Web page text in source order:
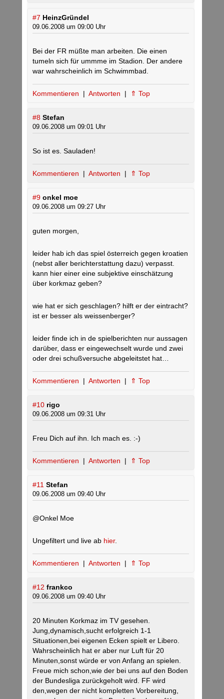
#7 HeinzGründel
09.06.2008 um 09:00 Uhr
Bei der FR müßte man arbeiten. Die einen
tumeln sich für ummme im Stadion. Der andere
war wahrscheinlich im Schwimmbad.
Kommentieren | Antworten | ⇑ Top
#8 Stefan
09.06.2008 um 09:01 Uhr
So ist es. Sauladen!
Kommentieren | Antworten | ⇑ Top
#9 onkel moe
09.06.2008 um 09:27 Uhr
guten morgen,
leider hab ich das spiel österreich gegen kroatien
(nebst aller berichterstattung dazu) verpasst.
kann hier einer eine subjektive einschätzung
über korkmaz geben?
wie hat er sich geschlagen? hilft er der eintracht?
ist er besser als weissenberger?
leider finde ich in de spielberichten nur aussagen
darüber, dass er eingewechselt wurde und zwei
oder drei schußversuche abgeleitstet hat…
Kommentieren | Antworten | ⇑ Top
#10 rigo
09.06.2008 um 09:31 Uhr
Freu Dich auf ihn. Ich mach es. :-)
Kommentieren | Antworten | ⇑ Top
#11 Stefan
09.06.2008 um 09:40 Uhr
@Onkel Moe
Ungefiltert und live ab hier.
Kommentieren | Antworten | ⇑ Top
#12 frankco
09.06.2008 um 09:40 Uhr
20 Minuten Korkmaz im TV gesehen.
Jung,dynamisch,sucht erfolgreich 1-1
Situationen,bei eigenen Ecken spielt er Libero.
Wahrscheinlich hat er aber nur Luft für 20
Minuten,sonst würde er von Anfang an spielen.
Freue mich schon,wie der bei uns auf den Boden
der Bundesliga zurückgeholt wird. FF wird
den,wegen der nicht kompletten Vorbereitung,